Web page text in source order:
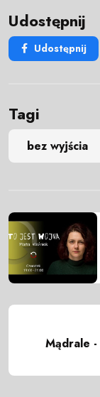
Udostępnij
Udostępnij
Tagi
bez wyjścia
Mądrale